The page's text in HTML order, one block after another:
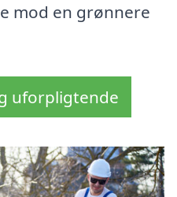
mod en grønnere
uforpligtende